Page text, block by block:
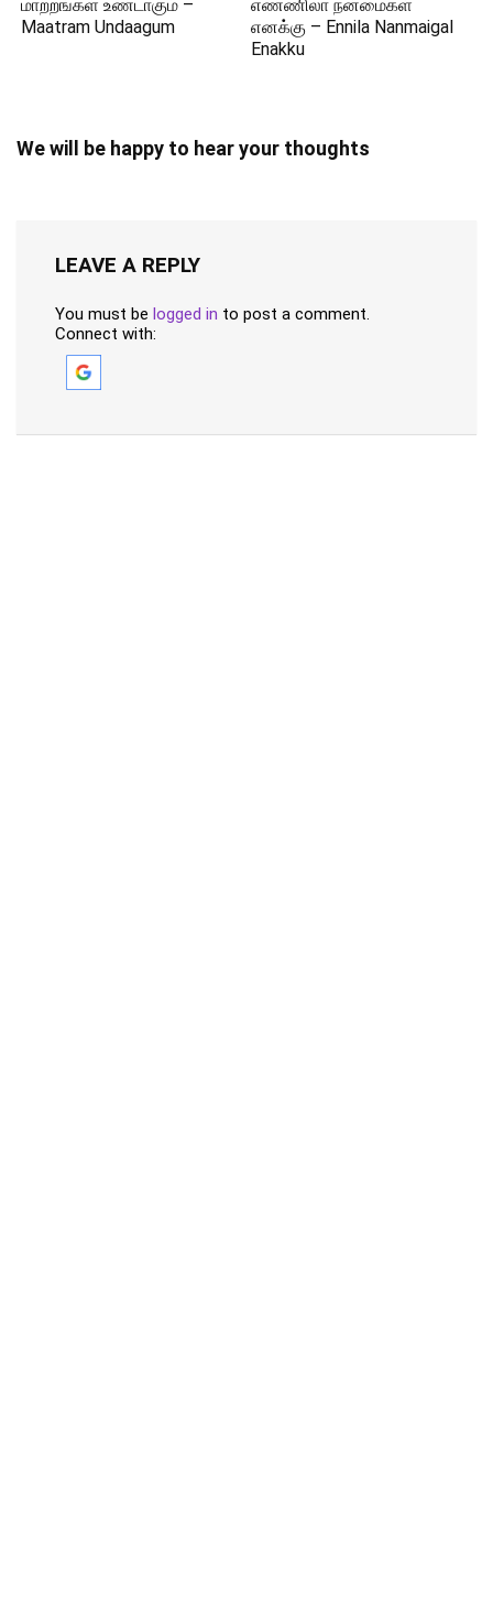
மாற்றங்கள் உண்டாகும் –
Maatram Undaagum
எண்ணிலா நன்மைகள்
எனக்கு – Ennila Nanmaigal
Enakku
We will be happy to hear your thoughts
LEAVE A REPLY
You must be logged in to post a comment.
Connect with: